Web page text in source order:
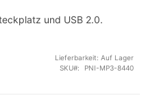
und USB 2.0.
Lieferbarkeit: Auf Lager
SKU
PNI-MP3-8440